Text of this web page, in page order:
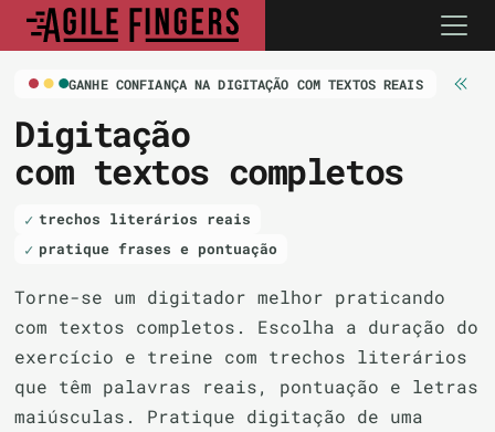
GANHE CONFIANÇA NA DIGITAÇÃO COM TEXTOS REAIS
Digitação
com textos completos
trechos literários reais
pratique frases e pontuação
Torne-se um digitador melhor praticando
com textos completos. Escolha a duração do
exercício e treine com trechos literários
que têm palavras reais, pontuação e letras
maiúsculas. Pratique digitação de uma